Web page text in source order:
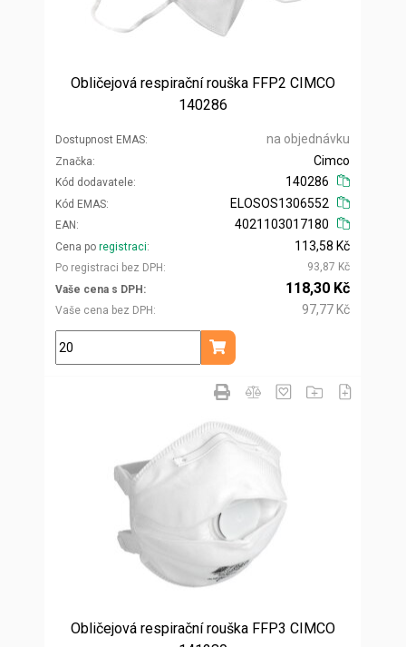
Obličejová respirační rouška FFP2 CIMCO
140286
Dostupnost EMAS na objednávku
Značka
Kód dodavatele
Cimco
140286
Kód EMAS
EAN
ELOSOS1306552
4021103017180
Cena po registraci
Po registraci bez DPH
113,58 Kč
93,87 Kč
Vaše cena s DPH
Vaše cena bez DPH
118,30 Kč
97,77 Kč
ks
Přidat do košíku
Obličejová respirační rouška FFP3 CIMCO